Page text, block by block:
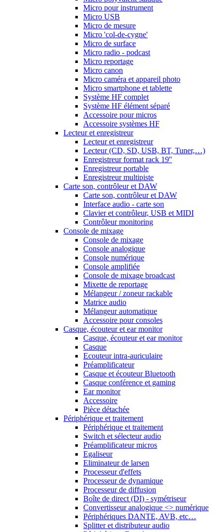
Micro pour instrument
Micro USB
Micro de mesure
Micro 'col-de-cygne'
Micro de surface
Micro radio - podcast
Micro reportage
Micro canon
Micro caméra et appareil photo
Micro smartphone et tablette
Système HF complet
Système HF élément séparé
Accessoire pour micros
Accessoire systèmes HF
Lecteur et enregistreur
Lecteur et enregistreur
Lecteur (CD, SD, USB, BT, Tuner,…)
Enregistreur format rack 19''
Enregistreur portable
Enregistreur multipiste
Carte son, contrôleur et DAW
Carte son, contrôleur et DAW
Interface audio - carte son
Clavier et contrôleur, USB et MIDI
Contrôleur monitoring
Console de mixage
Console de mixage
Console analogique
Console numérique
Console amplifiée
Console de mixage broadcast
Mixette de reportage
Mélangeur / zoneur rackable
Matrice audio
Mélangeur automatique
Accessoire pour consoles
Casque, écouteur et ear monitor
Casque, écouteur et ear monitor
Casque
Ecouteur intra-auriculaire
Préamplificateur
Casque et écouteur Bluetooth
Casque conférence et gaming
Ear monitor
Accessoire
Pièce détachée
Périphérique et traitement
Périphérique et traitement
Switch et sélecteur audio
Préamplificateur micros
Egaliseur
Eliminateur de larsen
Processeur d'effets
Processeur de dynamique
Processeur de diffusion
Boîte de direct (DI) - symétriseur
Convertisseur analogique <> numérique
Périphériques DANTE, AVB, etc…
Splitter et distributeur audio